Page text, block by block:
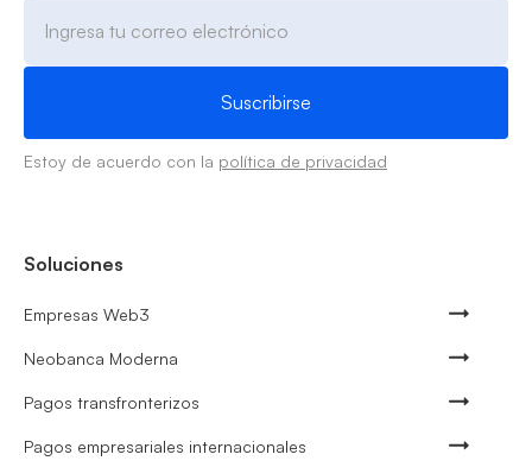
Estoy de acuerdo con la política de privacidad
Soluciones
Empresas Web3
Neobanca Moderna
Pagos transfronterizos
Pagos empresariales internacionales